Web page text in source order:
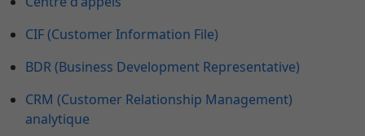
CIF (Customer Information File)
BDR (Business Development Representative)
CRM (Customer Relationship Management)
analytique